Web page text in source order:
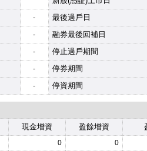
-
最後過戶日
-
融券最後回補日
-
停止過戶期間
-
停券期間
- 停資期間
現金增資 盈餘增資
0 0